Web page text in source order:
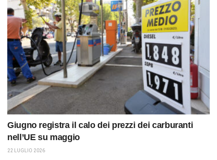
Giugno registra il calo dei prezzi dei carburanti
nell’UE su maggio
22 LUGLIO 2026